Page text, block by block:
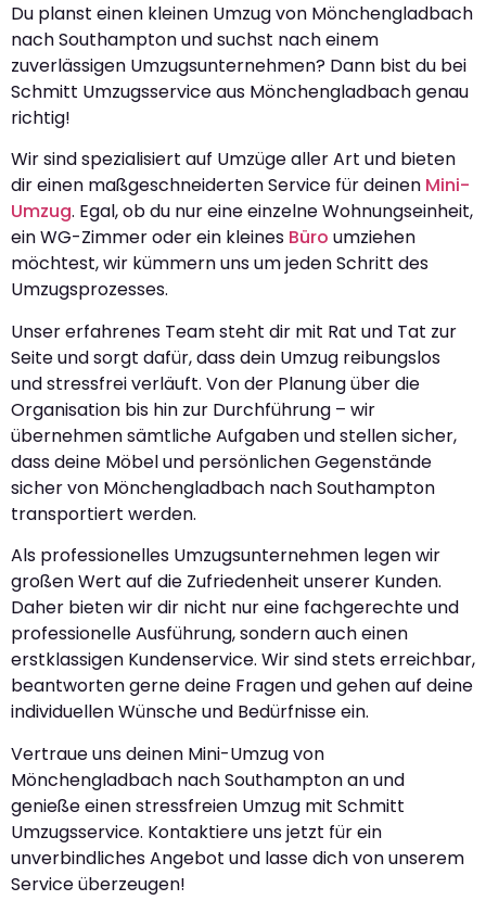
Du planst einen kleinen Umzug von Mönchengladbach
nach Southampton und suchst nach einem
zuverlässigen Umzugsunternehmen? Dann bist du bei
Schmitt Umzugsservice aus Mönchengladbach genau
richtig!
Wir sind spezialisiert auf Umzüge aller Art und bieten
dir einen maßgeschneiderten Service für deinen Mini-
Umzug. Egal, ob du nur eine einzelne Wohnungseinheit,
ein WG-Zimmer oder ein kleines Büro umziehen
möchtest, wir kümmern uns um jeden Schritt des
Umzugsprozesses.
Unser erfahrenes Team steht dir mit Rat und Tat zur
Seite und sorgt dafür, dass dein Umzug reibungslos
und stressfrei verläuft. Von der Planung über die
Organisation bis hin zur Durchführung – wir
übernehmen sämtliche Aufgaben und stellen sicher,
dass deine Möbel und persönlichen Gegenstände
sicher von Mönchengladbach nach Southampton
transportiert werden.
Als professionelles Umzugsunternehmen legen wir
großen Wert auf die Zufriedenheit unserer Kunden.
Daher bieten wir dir nicht nur eine fachgerechte und
professionelle Ausführung, sondern auch einen
erstklassigen Kundenservice. Wir sind stets erreichbar,
beantworten gerne deine Fragen und gehen auf deine
individuellen Wünsche und Bedürfnisse ein.
Vertraue uns deinen Mini-Umzug von
Mönchengladbach nach Southampton an und
genieße einen stressfreien Umzug mit Schmitt
Umzugsservice. Kontaktiere uns jetzt für ein
unverbindliches Angebot und lasse dich von unserem
Service überzeugen!